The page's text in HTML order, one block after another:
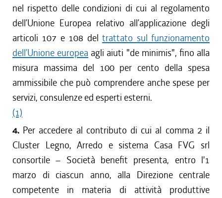
nel rispetto delle condizioni di cui al regolamento
dell’Unione Europea relativo all’applicazione degli
articoli 107 e 108 deltrattato sul funzionamento
dell’Unione europea agli aiuti "de minimis", fino alla
misura massima del 100 per cento della spesa
ammissibile che può comprendere anche spese per
servizi, consulenze ed esperti esterni.
(1)
4. Per accedere al contributo di cui al comma 2 il
Cluster Legno, Arredo e sistema Casa FVG srl
consortile – Società benefit presenta, entro l'1
marzo di ciascun anno, alla Direzione centrale
competente in materia di attività produttive